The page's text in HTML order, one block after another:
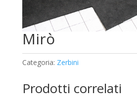
Mirò
Categoria: Zerbini
Prodotti correlati